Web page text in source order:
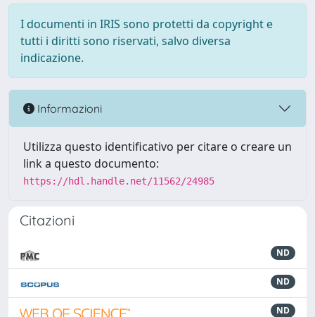
I documenti in IRIS sono protetti da copyright e
tutti i diritti sono riservati, salvo diversa
indicazione.
Informazioni
Utilizza questo identificativo per citare o creare un
link a questo documento:
https://hdl.handle.net/11562/24985
Citazioni
ND
ND
ND